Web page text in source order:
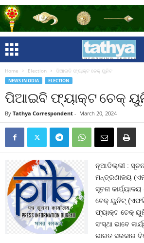
Home Election ପିଆଇବି ଫ୍ୟାକ୍ଟ ଚେକ୍ ୟୁନିଟ
NEWS IN ODIA ELECTION
ପିଆଇବି ଫ୍ୟାକ୍ଟ ଚେକ୍
By Tathya Correspondent - March 20, 2024
ନୂଆଦିଲ୍ଲୀ :
ମନ୍ତ୍ରଣାଳୟ
ସୂଚନା
ଚେକ୍ ୟୁନିଟ୍
ଫ୍ୟାକ୍ଟ ଚେକ୍
ସଂସ୍ଥା ଭାବେ
ଭାରତ ସରକାର